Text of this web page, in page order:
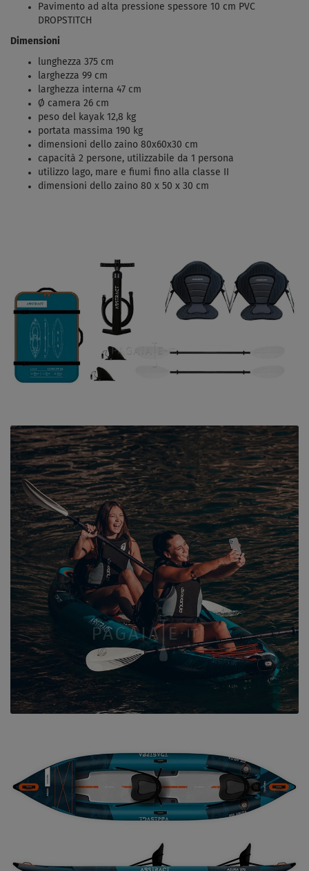
Pavimento ad alta pressione spessore 10 cm PVC
DROPSTITCH
Dimensioni
lunghezza 375 cm
larghezza 99 cm
larghezza interna 47 cm
Ø camera 26 cm
peso del kayak 12,8 kg
portata massima 190 kg
dimensioni dello zaino 80x60x30 cm
capacità 2 persone, utilizzabile da 1 persona
utilizzo lago, mare e fiumi fino alla classe II
dimensioni dello zaino 80 x 50 x 30 cm